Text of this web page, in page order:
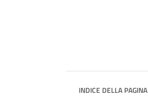
INDICE DELLA PAGINA